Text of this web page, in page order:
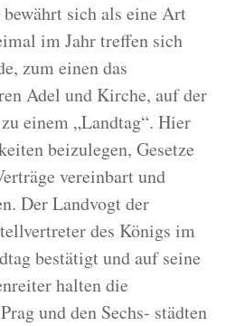
sich als eine Art
im Jahr treffen sich
zum einen das
Adel und Kirche, auf der
einem „Landtag“. Hier
beizulegen, Gesetze
vereinbart und
Der Landvogt der
des Königs im
bestätigt und auf seine
halten die
und den Sechs- städten